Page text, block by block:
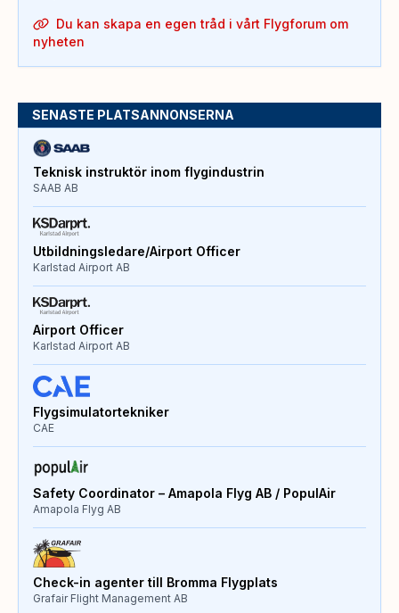
Du kan skapa en egen tråd i vårt Flygforum om
nyheten
SENASTE PLATSANNONSERNA
Teknisk instruktör inom flygindustrin
SAAB AB
Utbildningsledare/Airport Officer
Karlstad Airport AB
Airport Officer
Karlstad Airport AB
Flygsimulatortekniker
CAE
Safety Coordinator – Amapola Flyg AB / PopulAir
Amapola Flyg AB
Check-in agenter till Bromma Flygplats
Grafair Flight Management AB